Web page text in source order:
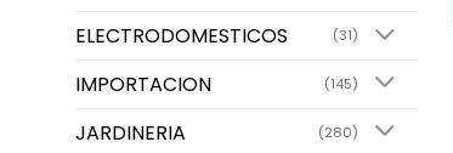
ELECTRODOMESTICOS (31)
IMPORTACION (145)
JARDINERIA (280)